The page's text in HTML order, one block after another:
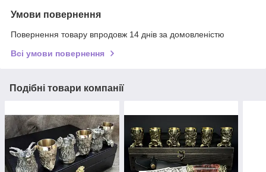
Умови повернення
Повернення товару впродовж 14 днів за домовленістю
Всі умови повернення
Подібні товари компанії